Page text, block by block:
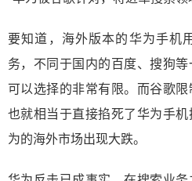
要知道，海外版本的华为手机
务，不同于国内的百度、搜狗
可以选择的非常有限。而谷歌限
也就相当于直接掐死了华为手
为的海外市场出现大跌。